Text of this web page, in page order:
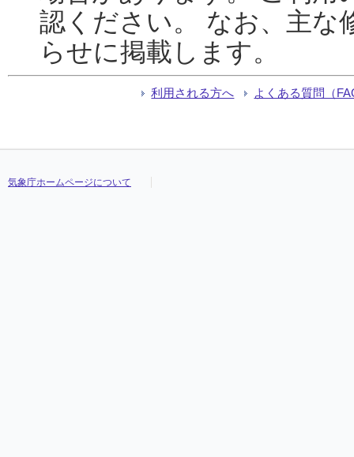
認ください。 なお、主な
らせに掲載します。
利用される方へ よくある質問（
気象庁ホームページについて